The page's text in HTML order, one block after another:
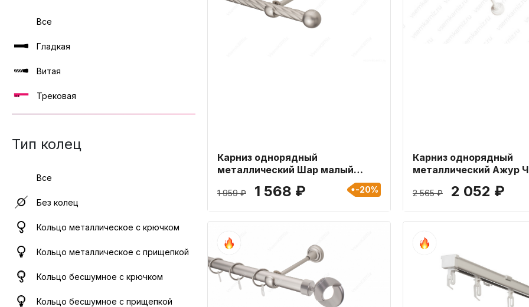
Все
Гладкая
Витая
Трековая
Тип колец
Все
Без колец
Кольцо металлическое с крючком
Кольцо металлическое с прищепкой
Кольцо бесшумное с крючком
Кольцо бесшумное с прищепкой
Карниз однорядный
металлический Шар малый
1 959 ₽ 1 568 ₽ -20%
Карниз однорядный
металлический Ажур
матовый combi 19мм
см
2 565 ₽ 2 052 ₽